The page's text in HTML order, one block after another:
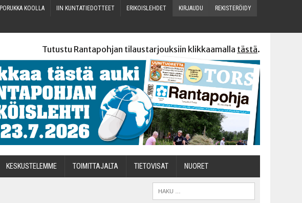
PORUK­KA KOOLLA IIN KUN­TA­TIE­DOT­TEET ERI­KOIS­LEH­DET KIR­JAU­DU REKIS­TE­RÖI­DY
Tutustu Rantapohjan tilaustarjouksiin klikkaamalla tästä.
KES­KUS­TE­LEM­ME TOI­MIT­TA­JAL­TA TIETOVISAT NUO­RET